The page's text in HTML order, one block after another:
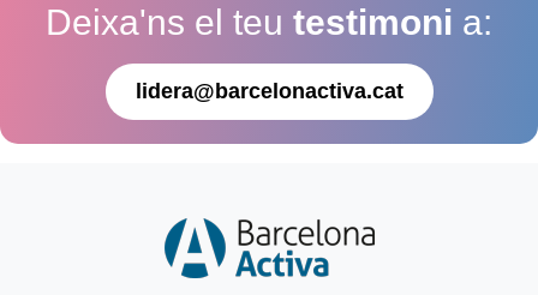
Deixa'ns el teu testimoni a:
lidera@barcelonactiva.cat